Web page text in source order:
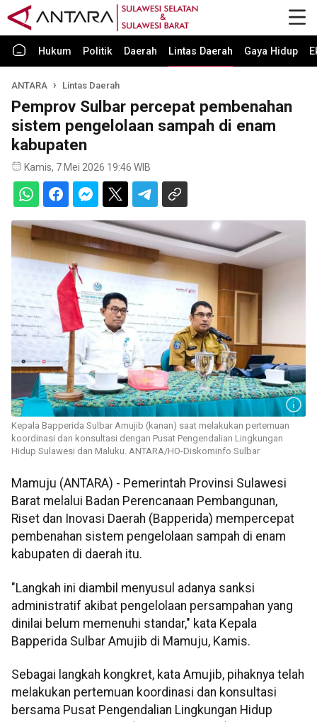
Hukum Politik Daerah Lintas Daerah Gaya Hidup
ANTARA Lintas Daerah
Pemprov Sulbar percepat pembenahan
sistem pengelolaan sampah di enam
kabupaten
Kamis, 7 Mei 2026 19:46 WIB
Kepala Bapperida Sulbar Amujib (kanan) saat melakukan pertemuan
koordinasi dan konsultasi dengan Pusat Pengendalian Lingkungan
Hidup Sulawesi dan Maluku. ANTARA/HO-Diskominfo Sulbar
Mamuju (ANTARA) - Pemerintah Provinsi Sulawesi
Barat melalui Badan Perencanaan Pembangunan,
Riset dan Inovasi Daerah (Bapperida) mempercepat
pembenahan sistem pengelolaan sampah di enam
kabupaten di daerah itu.
"Langkah ini diambil menyusul adanya sanksi
administratif akibat pengelolaan persampahan yang
dinilai belum memenuhi standar," kata Kepala
Bapperida Sulbar Amujib di Mamuju, Kamis.
Sebagai langkah kongkret, kata Amujib, pihaknya telah
melakukan pertemuan koordinasi dan konsultasi
bersama Pusat Pengendalian Lingkungan Hidup